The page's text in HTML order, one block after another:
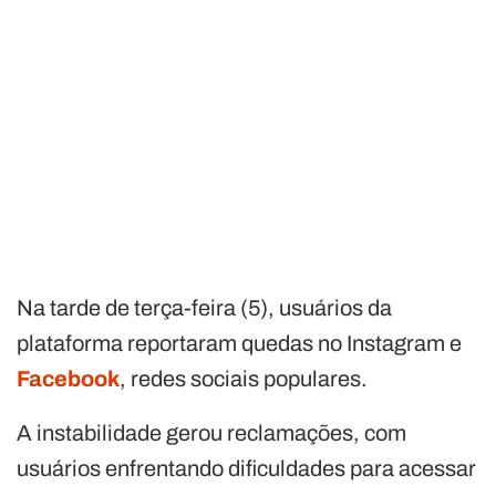
Na tarde de terça-feira (5), usuários da
plataforma reportaram quedas no Instagram e
Facebook, redes sociais populares.
A instabilidade gerou reclamações, com
usuários enfrentando dificuldades para acessar